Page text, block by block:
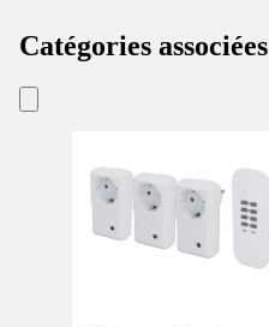
Catégories associées